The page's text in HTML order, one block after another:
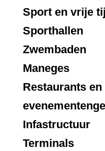
Sport en vrije
Sporthallen
Zwembaden
Maneges
Restaurants en
Infastructuur
Terminals